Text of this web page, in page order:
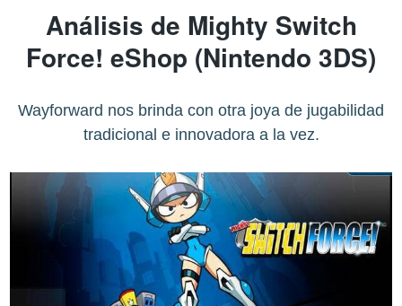
Análisis de Mighty Switch
Force! eShop (Nintendo 3DS)
Wayforward nos brinda con otra joya de jugabilidad
tradicional e innovadora a la vez.